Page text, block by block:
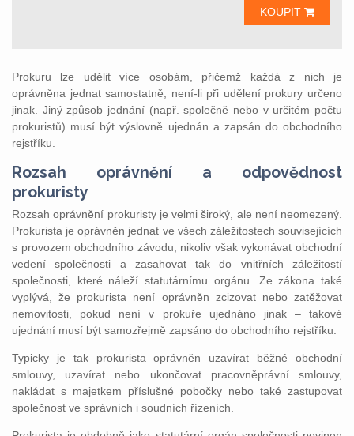
KOUPIT
Prokuru lze udělit více osobám, přičemž každá z nich je
oprávněna jednat samostatně, není‑li při udělení prokury určeno
jinak. Jiný způsob jednání (např. společně nebo v určitém počtu
prokuristů) musí být výslovně ujednán a zapsán do obchodního
rejstříku.
Rozsah oprávnění a odpovědnost
prokuristy
Rozsah oprávnění prokuristy je velmi široký, ale není neomezený.
Prokurista je oprávněn jednat ve všech záležitostech souvisejících
s provozem obchodního závodu, nikoliv však vykonávat obchodní
vedení společnosti a zasahovat tak do vnitřních záležitostí
společnosti, které náleží statutárnímu orgánu. Ze zákona také
vyplývá, že prokurista není oprávněn zcizovat nebo zatěžovat
nemovitosti, pokud není v prokuře ujednáno jinak – takové
ujednání musí být samozřejmě zapsáno do obchodního rejstříku.
Typicky je tak prokurista oprávněn uzavírat běžné obchodní
smlouvy, uzavírat nebo ukončovat pracovněprávní smlouvy,
nakládat s majetkem příslušné pobočky nebo také zastupovat
společnost ve správních i soudních řízeních.